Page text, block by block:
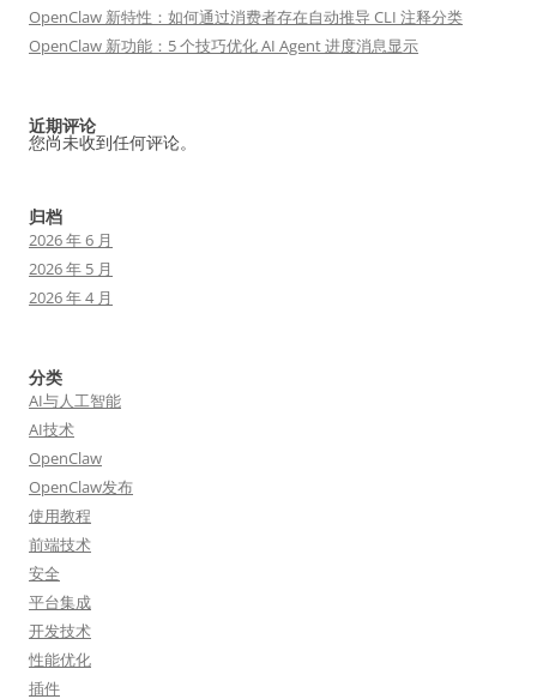
OpenClaw 新特性：如何通过消费者存在自动推导 CLI 注释分类
OpenClaw 新功能：5 个技巧优化 AI Agent 进度消息显示
近期评论
您尚未收到任何评论。
归档
2026 年 6 月
2026 年 5 月
2026 年 4 月
分类
AI与人工智能
AI技术
OpenClaw
OpenClaw发布
使用教程
前端技术
安全
平台集成
开发技术
性能优化
插件